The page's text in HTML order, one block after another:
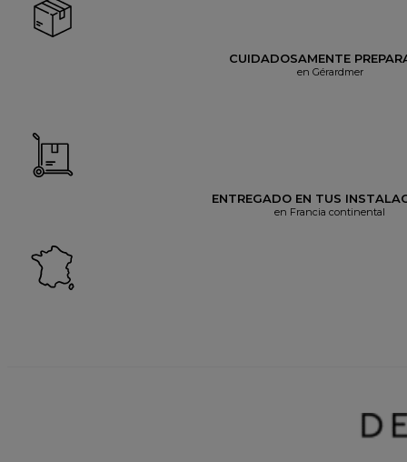
CUIDADOSAMENTE
en Gérardmer
ENTREGADO EN TUS
en Francia continental